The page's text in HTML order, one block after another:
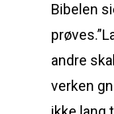
Bibelen
andre
verken